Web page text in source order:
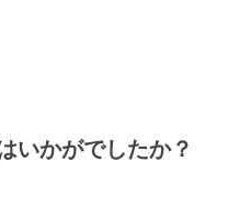
いかがでしたか？